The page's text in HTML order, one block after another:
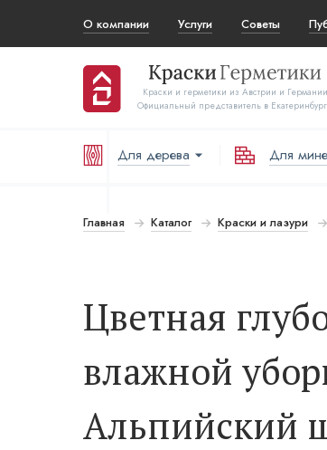
О компании Услуги Советы
Краски и герметики из Австрии и Германии
Официальный представитель в
Для дерева Для
Главная Каталог Краски и лазури
Цветная
влажной
Альпийский